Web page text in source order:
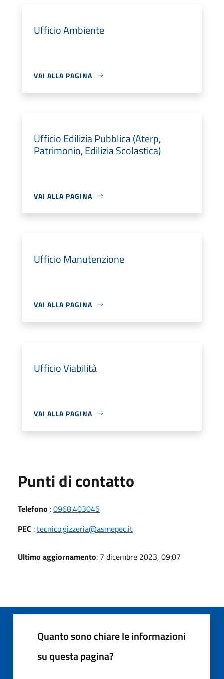
Ufficio Ambiente
VAI ALLA PAGINA
Ufficio Edilizia Pubblica (Aterp,
Patrimonio, Edilizia Scolastica)
VAI ALLA PAGINA
Ufficio Manutenzione
VAI ALLA PAGINA
Ufficio Viabilità
VAI ALLA PAGINA
Punti di contatto
Telefono :0968.403045
PEC :tecnico.gizzeria@asmepec.it
Ultimo aggiornamento: 7 dicembre 2023, 09:07
Quanto sono chiare le informazioni
su questa pagina?